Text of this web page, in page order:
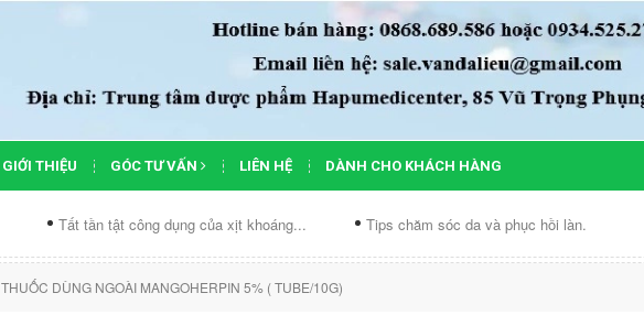
GIỚI THIỆU GÓC TƯ VẤN LIÊN HỆ DÀNH CHO KHÁCH HÀNG
Tất tần tật công dụng của xịt khoáng... Tips chăm sóc da và phục hồi làn...
THUỐC DÙNG NGOÀI MANGOHERPIN 5% ( TUBE/10G)